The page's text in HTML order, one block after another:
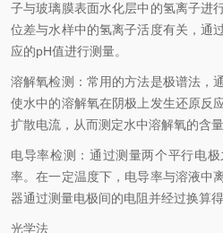
子与玻璃膜表面水化层中的氢离子进
位差与水样中的氢离子活度有关，通
应的pH值进行测量。
溶解氧检测：常用的方法是极谱法，
使水中的溶解氧在阴极上发生还原反
扩散电流，从而测定水中溶解氧的含
电导率检测：通过测量两个平行电
率。在一定温度下，电导率与溶液中
器通过测量电极间的电阻并经过换算
光学法